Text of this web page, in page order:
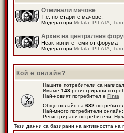
Отминали мачове
Т.е. по-старите мачове.
Модератори Metala PILATA
Архив на централния
Неактивните теми от форума
Модератори Metala PILATA
Кой е онлайн?
Нашите потребители са
Имаме 143 регистрирани
Най-новият потребител е Finta
Общо онлайн са 682
Най-много потребители онлайн:
Регистрирани потребители:
Тези данни са базирани на активността